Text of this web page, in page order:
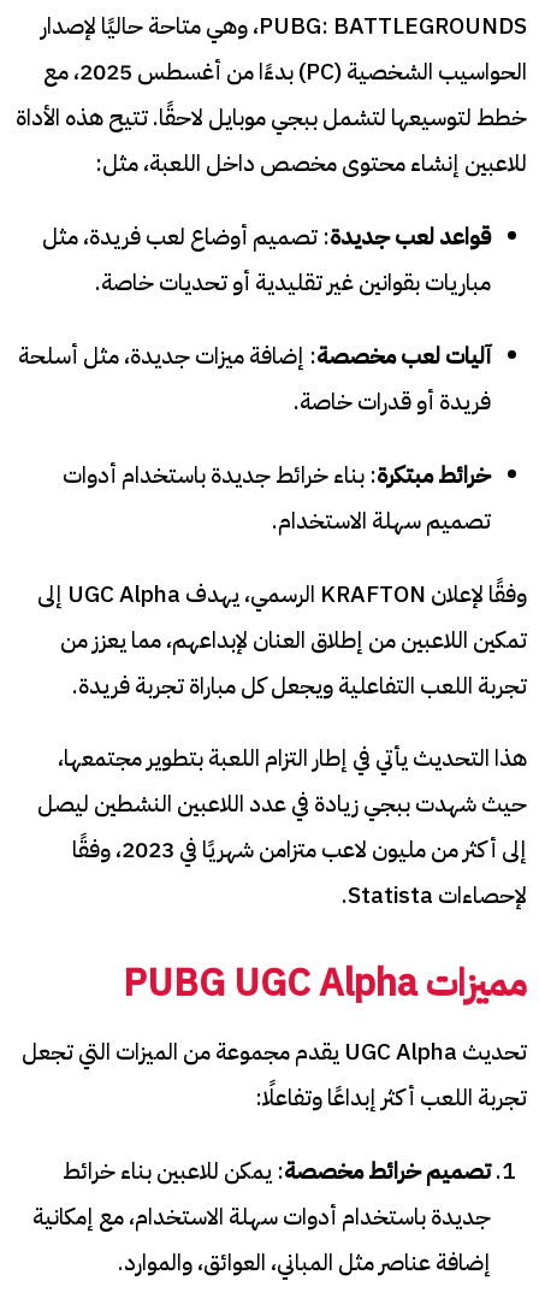
PUBG: BATTLEGROUNDS، وهي متاحة حاليًا لإصدار
الحواسيب الشخصية (PC) بدءًا من أغسطس 2025، مع
خطط لتوسيعها لتشمل ببجي موبايل لاحقًا. تتيح هذه الأداة
للاعبين إنشاء محتوى مخصص داخل اللعبة، مثل:
قواعد لعب جديدة: تصميم أوضاع لعب فريدة، مثل
مباريات بقوانين غير تقليدية أو تحديات خاصة.
آليات لعب مخصصة: إضافة ميزات جديدة، مثل أسلحة
فريدة أو قدرات خاصة.
خرائط مبتكرة: بناء خرائط جديدة باستخدام أدوات
تصميم سهلة الاستخدام.
وفقًا لإعلان KRAFTON الرسمي، يهدف UGC Alpha إلى
تمكين اللاعبين من إطلاق العنان لإبداعهم، مما يعزز من
تجربة اللعب التفاعلية ويجعل كل مباراة تجربة فريدة.
هذا التحديث يأتي في إطار التزام اللعبة بتطوير مجتمعها،
حيث شهدت ببجي زيادة في عدد اللاعبين النشطين ليصل
إلى أكثر من مليون لاعب متزامن شهريًا في 2023، وفقًا
لإحصاءات Statista.
مميزات PUBG UGC Alpha
تحديث UGC Alpha يقدم مجموعة من الميزات التي تجعل
تجربة اللعب أكثر إبداعًا وتفاعلًا:
تصميم خرائط مخصصة: يمكن للاعبين بناء خرائط
جديدة باستخدام أدوات سهلة الاستخدام، مع إمكانية
إضافة عناصر مثل المباني، العوائق، والموارد.